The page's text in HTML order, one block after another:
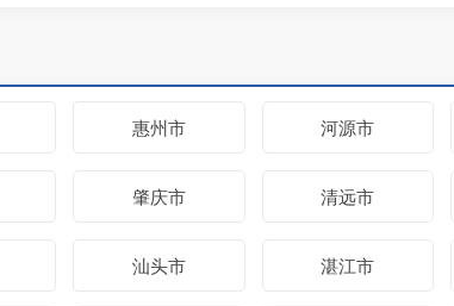
惠州市 河源市
肇庆市 清远市
汕头市 湛江市